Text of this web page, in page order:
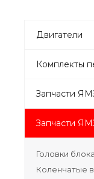
Двигатели
Комплекты
Запчасти
Запчасти
Головки
Коленчатые